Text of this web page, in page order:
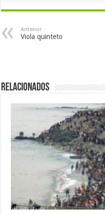
Anterior
Viola quinteto
Relacionados